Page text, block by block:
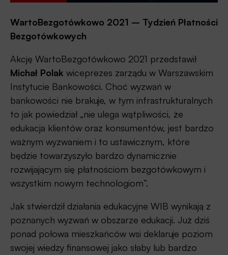
WartoBezgotówkowo 2021 – Tydzień Płatności
Bezgotówkowych
Akcję WartoBezgotówkowo 2021 przedstawił
Michał Polak wiceprezes zarządu w Warszawskim
Instytucie Bankowości. Choć wyzwań w
bankowości nie brakuje, w tym infrastrukturalnych
to jak powiedział „nie ulega wątpliwości, że
edukacja klientów oraz konsumentów, jest bardzo
ważnym wyzwaniem i to ustawicznym, które
będzie towarzyszyło bardzo dynamicznie
rozwijającym się płatnościom bezgotówkowym i
wszystkim nowym technologiom”.
Jak stwierdził działania edukacyjne WIB wynikają z
poznanych wyzwań w obszarze edukacji. Już dziś
ponad połowa mieszkańców wsi deklaruje poziom
swojej wiedzy finansowej jako słaby lub bardzo